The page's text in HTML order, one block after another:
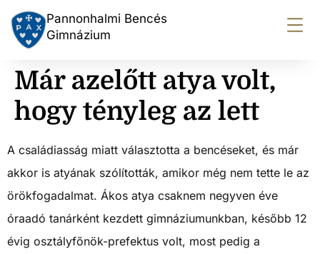
Pannonhalmi Bencés
Gimnázium
Már azelőtt atya volt,
hogy tényleg az lett
A családiasság miatt választotta a bencéseket, és már
akkor is atyának szólították, amikor még nem tette le az
örökfogadalmat. Ákos atya csaknem negyven éve
óraadó tanárként kezdett gimnáziumunkban, később 12
évig osztályfőnök-prefektus volt, most pedig a